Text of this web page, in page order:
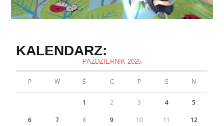
KALENDARZ:
PAŹDZIERNIK 2025
P W Ś C P S N
1 2 3 4 5
6 7 8 9 10 11 12